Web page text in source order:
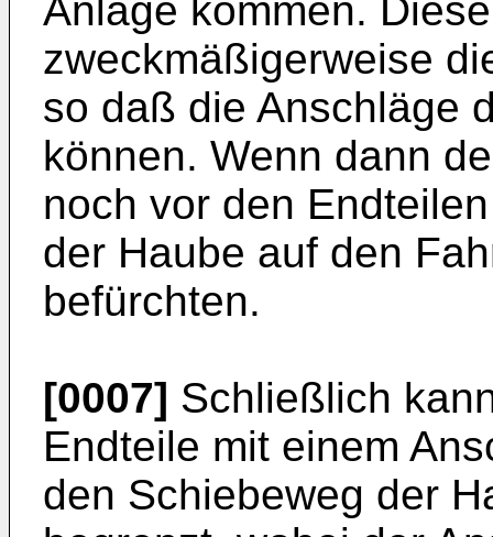
Anlage kommen.
zweckmäßigerweise
so daß die Anschläge
können. Wenn dann
noch vor den
der Haube auf den
befürchten.
[0007] Schließlich
Endteile mit einem
den Schiebeweg der